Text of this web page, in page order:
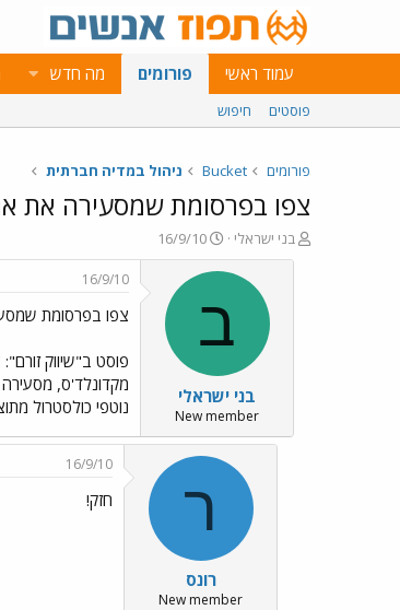
עמוד ראשי פורומים מה חדש
פוסטים חיפוש
פורומים Bucket ניהול במדיה חברתית
צפו בפרסומת שמסעירה את
פ
ו
בני ישראלי
פ
ו
ר
ם
ב
א
ר
י
ך
16/9/10
ב
בני ישראלי
New member
16/9/10
צפו בפרסומת
פוסט ב"שיווק זורם":
מקדונלד'ס,
נוטפי כולסטרול
ר
רונס
New member
16/9/10
חזק!